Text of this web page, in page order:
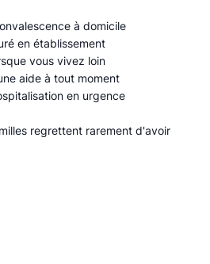
à domicile
en établissement
vous vivez loin
aide à tout moment
en urgence
regrettent rarement d'avoir